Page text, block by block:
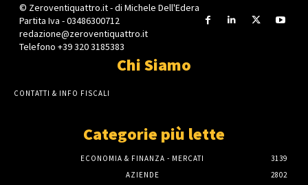
© Zeroventiquattro.it - di Michele Dell'Edera
Partita Iva - 03486300712
redazione@zeroventiquattro.it
Telefono +39 320 3185383
Chi Siamo
CONTATTI & INFO FISCALI
Categorie più lette
ECONOMIA & FINANZA - MERCATI
3139
AZIENDE
2802